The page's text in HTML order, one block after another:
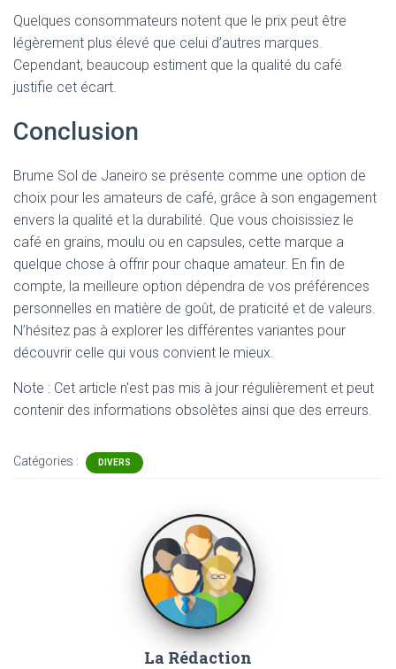
Quelques consommateurs notent que le prix peut être
légèrement plus élevé que celui d’autres marques.
Cependant, beaucoup estiment que la qualité du café
justifie cet écart.
Conclusion
Brume Sol de Janeiro se présente comme une option de
choix pour les amateurs de café, grâce à son engagement
envers la qualité et la durabilité. Que vous choisissiez le
café en grains, moulu ou en capsules, cette marque a
quelque chose à offrir pour chaque amateur. En fin de
compte, la meilleure option dépendra de vos préférences
personnelles en matière de goût, de praticité et de valeurs.
N’hésitez pas à explorer les différentes variantes pour
découvrir celle qui vous convient le mieux.
Note : Cet article n'est pas mis à jour régulièrement et peut
contenir des informations obsolètes ainsi que des erreurs.
Catégories : DIVERS
La Rédaction